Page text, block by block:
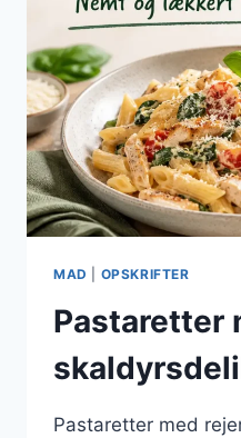
MAD OPSKRIFTER
Pastaretter
Pastaretter med